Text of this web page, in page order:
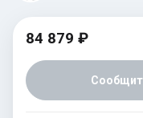
84 879 ₽